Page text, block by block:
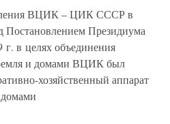
ВЦИК – ЦИК СССР в
Постановлением Президиума
в целях объединения
и домами ВЦИК был
хозяйственный аппарат